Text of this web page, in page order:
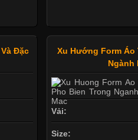
Đặc
Xu Hướng Form Áo
Ngành
Vải:
Size: